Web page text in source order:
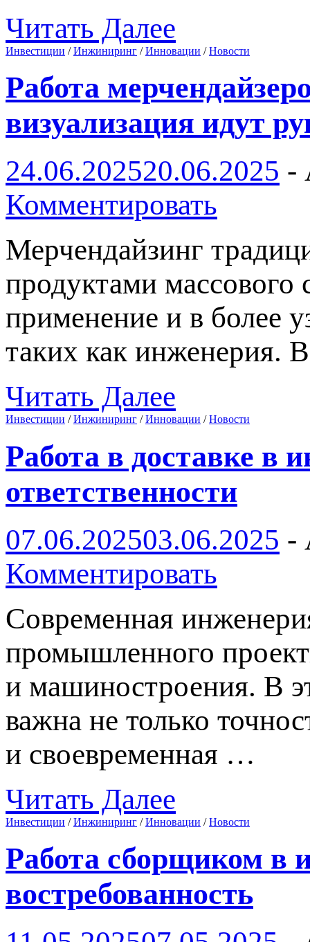
Читать Далее
Инвестиции /Инжиниринг /Инновации /Новости
Работа
визуализация идут
24.06.202520.06.2025 -
Комментировать
Мерчендайзинг
продуктами массового
применение и в более
таких как инженерия.
Читать Далее
Инвестиции /Инжиниринг /Инновации /Новости
Работа в доставке в
ответственности
07.06.202503.06.2025 -
Комментировать
Современная
промышленного
и машиностроения. В
важна не только
и своевременная …
Читать Далее
Инвестиции /Инжиниринг /Инновации /Новости
Работа сборщиком в
востребованность